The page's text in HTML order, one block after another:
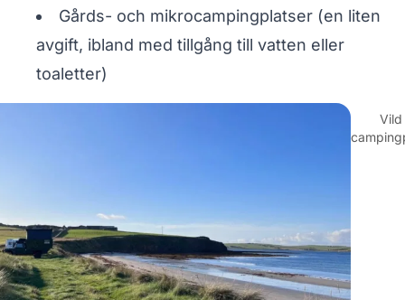
Gårds- och mikrocampingplatser (en liten
avgift, ibland med tillgång till vatten eller
toaletter)
Vild